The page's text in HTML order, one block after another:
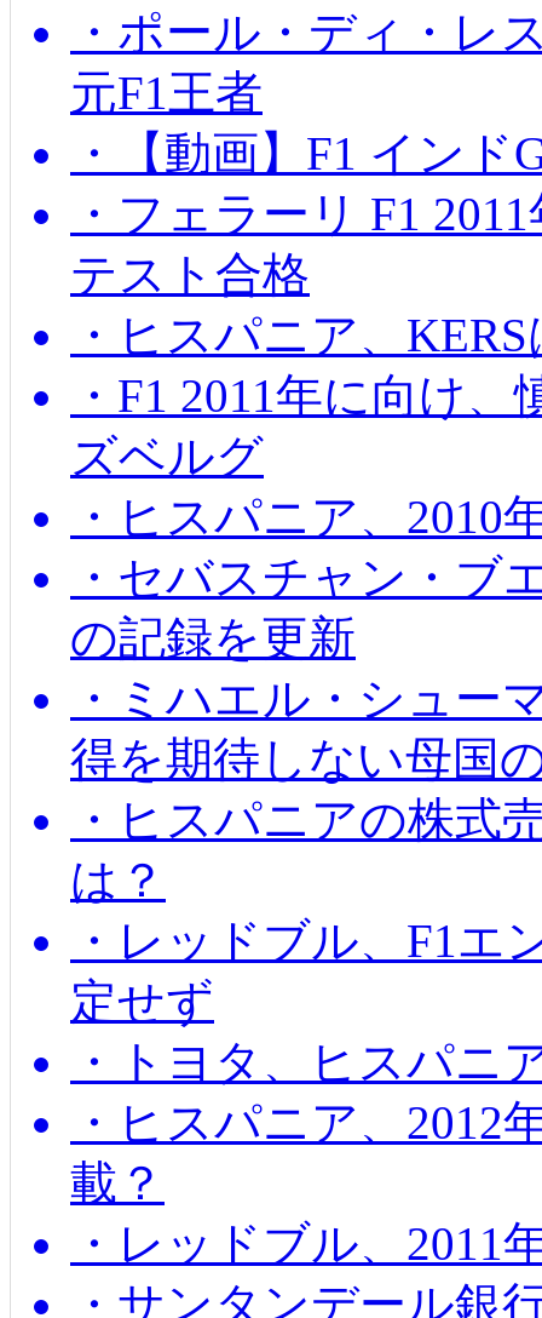
・ポール・ディ・レ
元F1王者
・【動画】F1 イン
・フェラーリ F1
テスト合格
・ヒスパニア、
・F1 2011年に向け
ズベルグ
・ヒスパニア、2010
・セバスチャン・ブ
の記録を更新
・ミハエル・シュー
得を期待しない母国
・ヒスパニアの株式
は？
・レッドブル、F1エ
定せず
・トヨタ、ヒスパニ
・ヒスパニア、2012
載？
・レッドブル、2011
・サンタンデール銀